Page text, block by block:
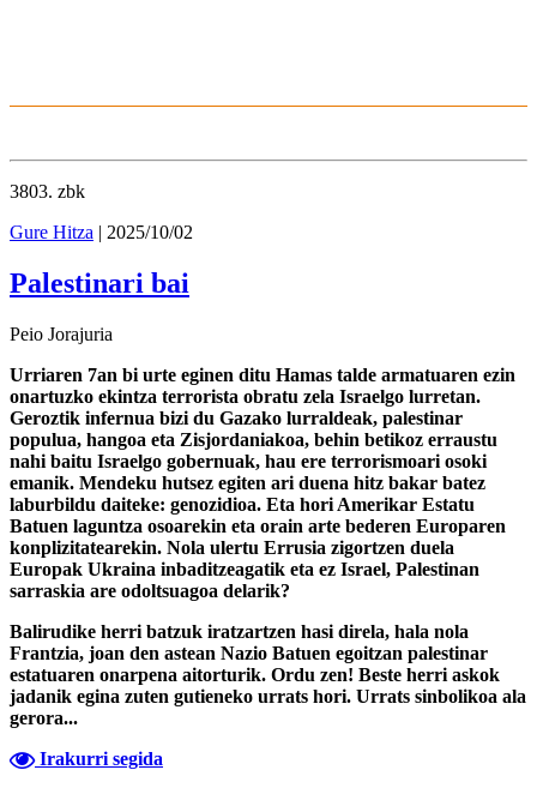
3803. zbk
Gure Hitza | 2025/10/02
Palestinari bai
Peio Jorajuria
Urriaren 7an bi urte eginen ditu Hamas talde armatuaren ezin
onartuzko ekintza terrorista obratu zela Israelgo lurretan.
Geroztik infernua bizi du Gazako lurraldeak, palestinar
populua, hangoa eta Zisjordaniakoa, behin betikoz erraustu
nahi baitu Israelgo gobernuak, hau ere terrorismoari osoki
emanik. Mendeku hutsez egiten ari duena hitz bakar batez
laburbildu daiteke: genozidioa. Eta hori Amerikar Estatu
Batuen laguntza osoarekin eta orain arte bederen Europaren
konplizitatearekin. Nola ulertu Errusia zigortzen duela
Europak Ukraina inbaditzeagatik eta ez Israel, Palestinan
sarraskia are odoltsuagoa delarik?
Balirudike herri batzuk iratzartzen hasi direla, hala nola
Frantzia, joan den astean Nazio Batuen egoitzan palestinar
estatuaren onarpena aitorturik. Ordu zen! Beste herri askok
jadanik egina zuten gutieneko urrats hori. Urrats sinbolikoa ala
gerora...
Irakurri segida